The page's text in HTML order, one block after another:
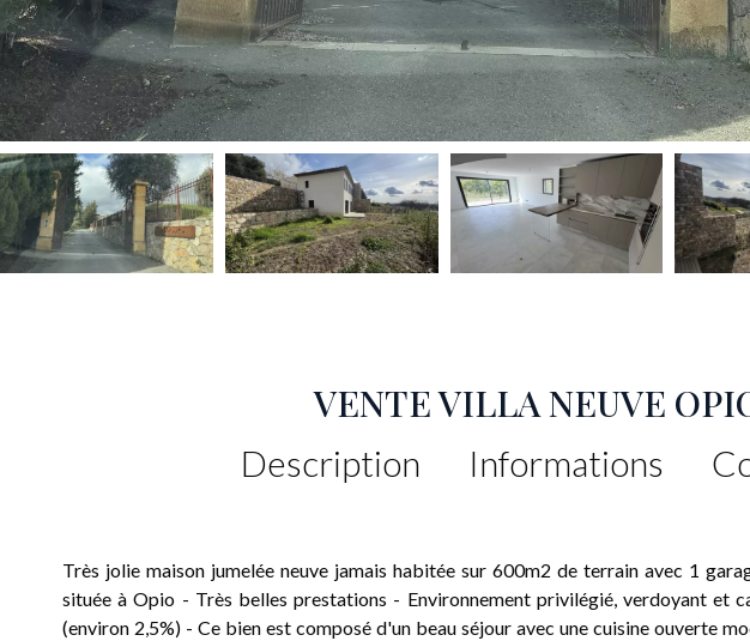
VENTE VILLA NEUVE
Description Informations
Très jolie maison jumelée neuve jamais habitée sur 600m2 de terrain avec 1
située à Opio - Très belles prestations - Environnement privilégié, verdoyant et
(environ 2,5%) - Ce bien est composé d'un beau séjour avec une cuisine ouverte